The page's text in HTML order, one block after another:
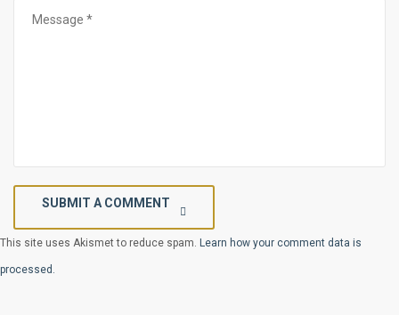
SUBMIT A COMMENT
This site uses Akismet to reduce spam. Learn how your comment data is
processed.